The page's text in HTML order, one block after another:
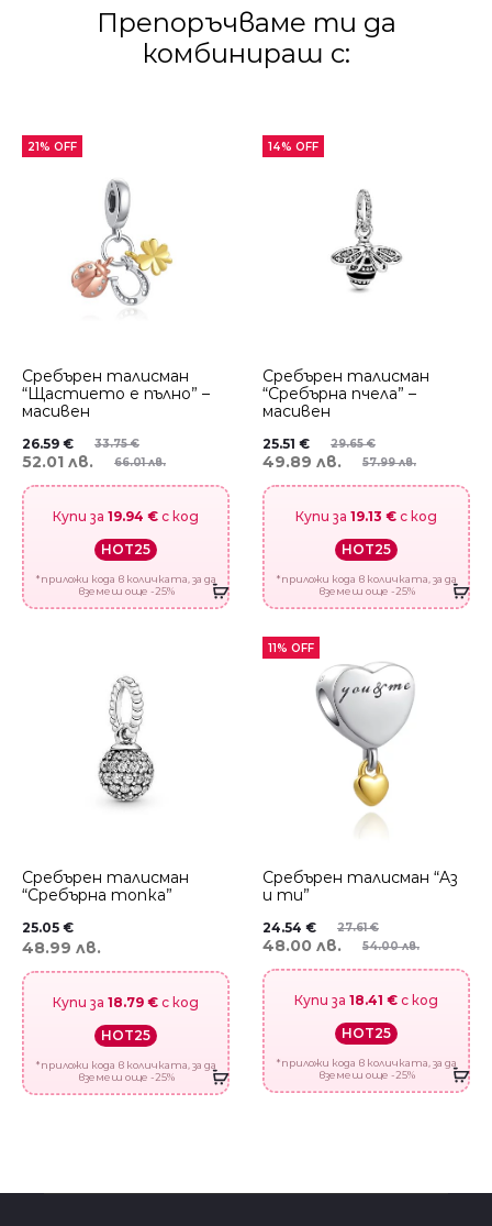
Препоръчваме ти да
комбинираш с:
21% OFF
Сребърен талисман
“Щастието е пълно” –
масивен
33.75€
26.59 €
66.01 лв.
52.01 лв.
Купи за 19.94 € с код
HOT25
*приложи кода в количката, за да
вземеш още -25%
14% OFF
Сребърен талисман
“Сребърна пчела” –
масивен
29.65€
25.51 €
57.99 лв.
49.89 лв.
Купи за 19.13 € с код
HOT25
*приложи кода в количката, за да
вземеш още -25%
Сребърен талисман
“Сребърна топка”
25.05 €
48.99 лв.
Купи за 18.79 € с код
HOT25
*приложи кода в количката, за да
вземеш още -25%
11% OFF
Сребърен талисман “Aз
и ти”
27.61€
24.54 €
54.00 лв.
48.00 лв.
Купи за 18.41 € с код
HOT25
*приложи кода в количката, за да
вземеш още -25%